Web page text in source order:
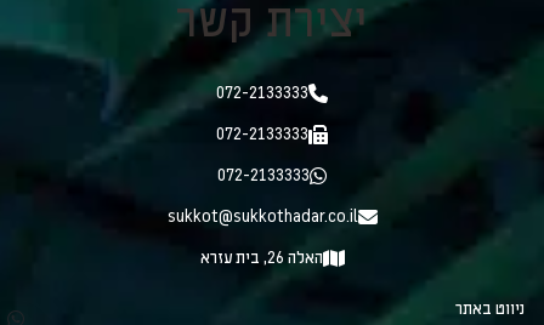
יצירת קשר
072-2133333
072-2133333
072-2133333
sukkot@sukkothadar.co.il
האלה 26, בית עזרא
ניווט באתר